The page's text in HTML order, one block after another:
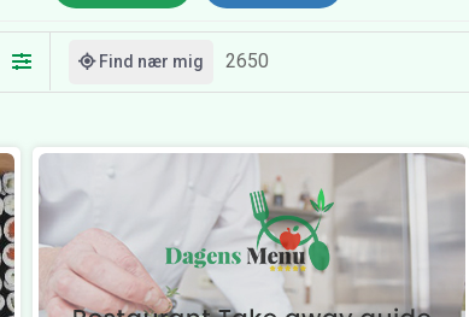
Find nær mig